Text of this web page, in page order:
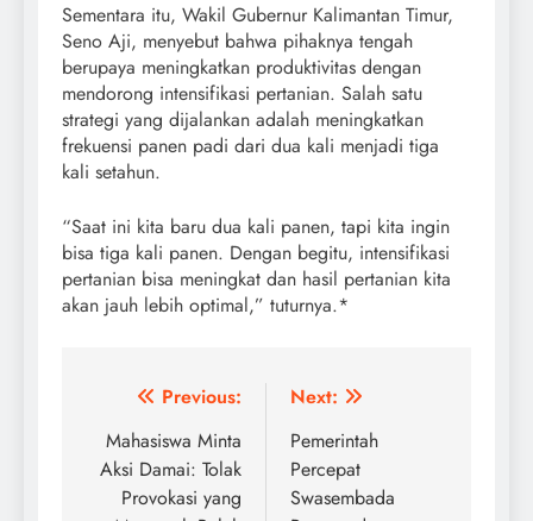
Sementara itu, Wakil Gubernur Kalimantan Timur,
Seno Aji, menyebut bahwa pihaknya tengah
berupaya meningkatkan produktivitas dengan
mendorong intensifikasi pertanian. Salah satu
strategi yang dijalankan adalah meningkatkan
frekuensi panen padi dari dua kali menjadi tiga
kali setahun.
“Saat ini kita baru dua kali panen, tapi kita ingin
bisa tiga kali panen. Dengan begitu, intensifikasi
pertanian bisa meningkat dan hasil pertanian kita
akan jauh lebih optimal,” tuturnya.*
Post
navigation
Previous:
Mahasiswa Minta
Aksi Damai: Tolak
Provokasi yang
Next:
Pemerintah
Percepat
Swasembada